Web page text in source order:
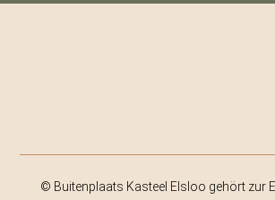
© Buitenplaats Kasteel Elsloo gehört zur